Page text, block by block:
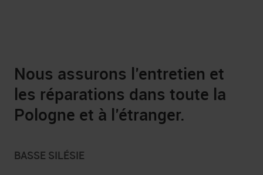
Nous assurons l’entretien et
les réparations dans toute la
Pologne et à l’étranger.
BASSE SILÉSIE